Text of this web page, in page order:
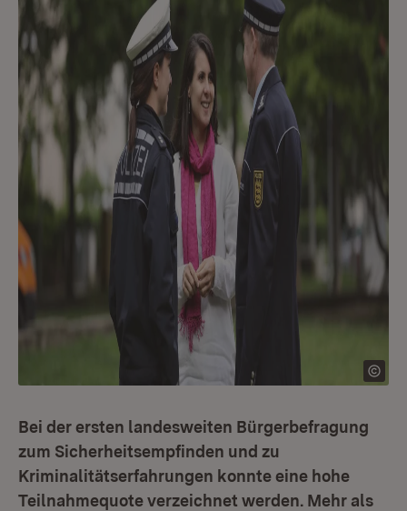
Bei der ersten landesweiten Bürgerbefragung
zum Sicherheitsempfinden und zu
Kriminalitätserfahrungen konnte eine hohe
Teilnahmequote verzeichnet werden. Mehr als